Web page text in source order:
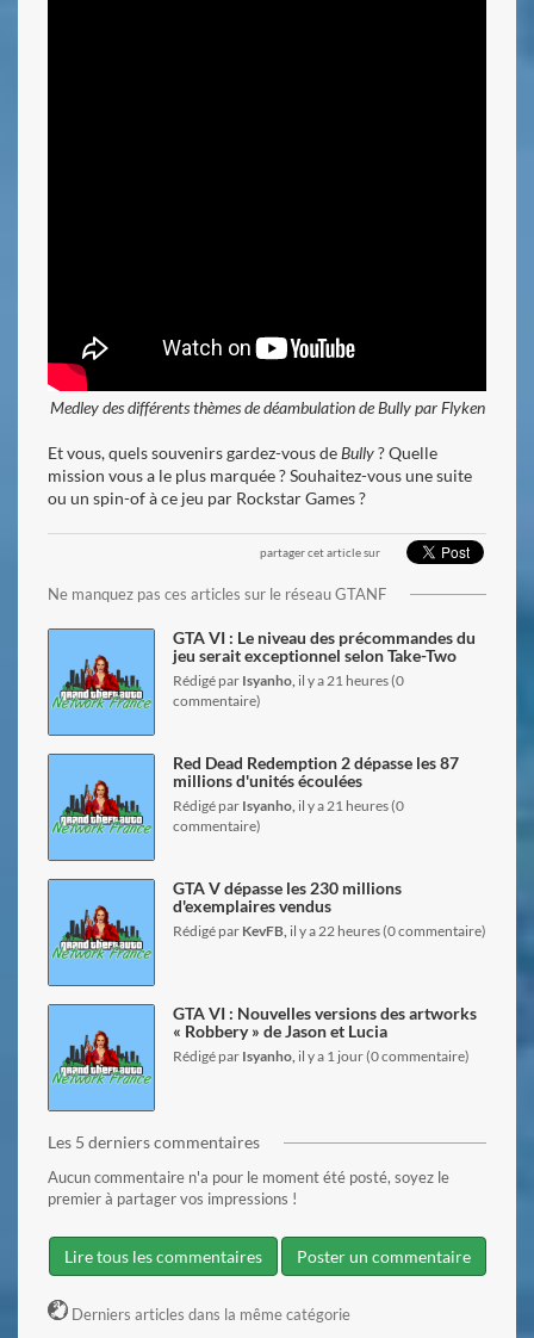
Medley des différents thèmes de déambulation de Bully par Flyken
Et vous, quels souvenirs gardez-vous deBully? Quelle
mission vous a le plus marquée ? Souhaitez-vous une suite
ou un spin-of à ce jeu par Rockstar Games ?
partager cet article sur
Ne manquez pas ces articles sur le réseau GTANF
lire l'article
GTA VI : Le niveau des précommandes du
jeu serait exceptionnel selon Take-Two
Rédigé par Isyanho, il y a 21 heures (0
commentaire)
lire l'article
Red Dead Redemption 2 dépasse les 87
millions d'unités écoulées
Rédigé par Isyanho, il y a 21 heures (0
commentaire)
lire l'article
GTA V dépasse les 230 millions
d'exemplaires vendus
Rédigé par KevFB, il y a 22 heures (0 commentaire)
lire l'article
GTA VI : Nouvelles versions des artworks
« Robbery » de Jason et Lucia
Rédigé par Isyanho, il y a 1 jour (0 commentaire)
Les 5 derniers commentaires
Aucun commentaire n'a pour le moment été posté, soyez le
premier à partager vos impressions !
Lire tous les commentaires Poster un commentaire
Derniers articles dans la même catégorie